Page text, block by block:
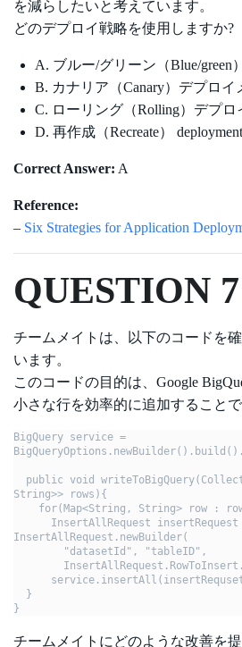
を減らしたいと考えています。
どのデプロイ戦略を使用しますか?
A. ブルー/グリーン（Blue/green
B. カナリア（Canary）デプロイ
C. ローリング（Rolling）デプロ
D. 再作成（Recreate） deployment
Correct Answer: A
Reference:
– Six Strategies for Application
QUESTION 7
チームメイトは、以下のコードを
います。
このコードの目的は、Google
小さな行を効率的に追加することで
BigQuery service =
String>> rows){
InsertAllRequest.newBuilder(
}
チームメイトにどのような改善を